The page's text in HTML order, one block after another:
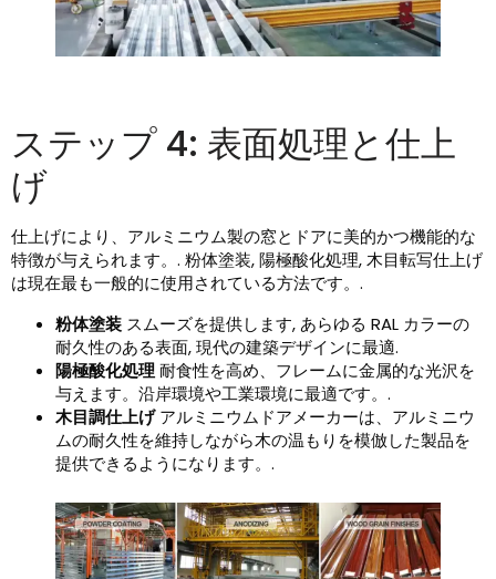
ステップ 4: 表面処理と仕上
げ
仕上げにより、アルミニウム製の窓とドアに美的かつ機能的な
特徴が与えられます。. 粉体塗装, 陽極酸化処理, 木目転写仕上げ
は現在最も一般的に使用されている方法です。.
粉体塗装 スムーズを提供します, あらゆる RAL カラーの
耐久性のある表面, 現代の建築デザインに最適.
陽極酸化処理耐食性を高め、フレームに金属的な光沢を
与えます。沿岸環境や工業環境に最適です。.
木目調仕上げアルミニウムドアメーカーは、アルミニウ
ムの耐久性を維持しながら木の温もりを模倣した製品を
提供できるようになります。.